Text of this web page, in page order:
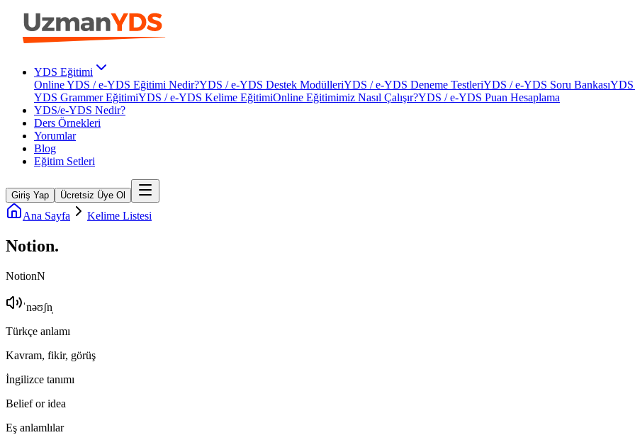
YDS Eğitimi
Online YDS / e-YDS Eğitimi Nedir?YDS / e-YDS Destek ModülleriYDS / e-YDS Deneme TestleriYDS / e-YDS Soru BankasıYDS
YDS Grammer EğitimiYDS / e-YDS Kelime EğitimiOnline Eğitimimiz Nasıl Çalışır?YDS / e-YDS Puan Hesaplama
YDS/e-YDS Nedir?
Ders Örnekleri
Yorumlar
Blog
Eğitim Setleri
Giriş Yap Ücretsiz Üye Ol
Ana Sayfa Kelime Listesi
Notion.
NotionN
ˈnəʊʃn̩
Türkçe anlamı
Kavram, fikir, görüş
İngilizce tanımı
Belief or idea
Eş anlamlılar